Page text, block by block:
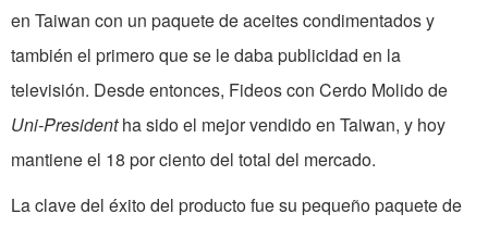
en Taiwan con un paquete de aceites condimentados y
también el primero que se le daba publicidad en la
televisión. Desde entonces, Fideos con Cerdo Molido de
Uni-Presidentha sido el mejor vendido en Taiwan, y hoy
mantiene el 18 por ciento del total del mercado.
La clave del éxito del producto fue su pequeño paquete de